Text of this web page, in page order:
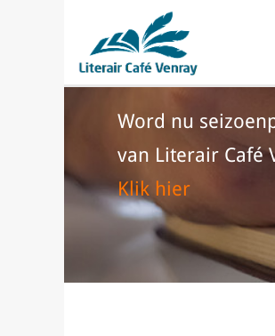
Word nu
van Literair Café
Klik hier